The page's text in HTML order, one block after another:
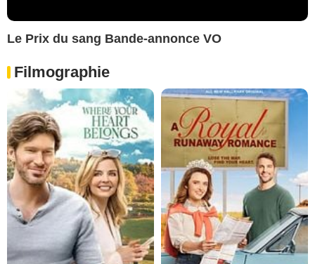
Le Prix du sang Bande-annonce VO
Filmographie